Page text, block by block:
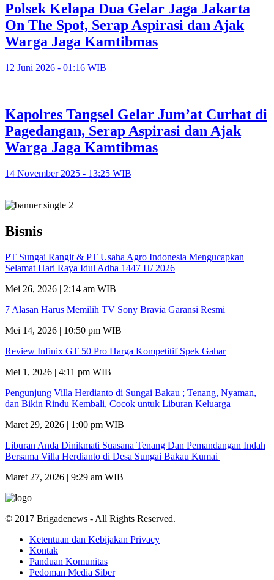
Polsek Kelapa Dua Gelar Jaga Jakarta
On The Spot, Serap Aspirasi dan Ajak
Warga Jaga Kamtibmas
12 Juni 2026 - 01:16 WIB
Kapolres Tangsel Gelar Jum’at Curhat di
Pagedangan, Serap Aspirasi dan Ajak
Warga Jaga Kamtibmas
14 November 2025 - 13:25 WIB
Bisnis
PT Sungai Rangit & PT Usaha Agro Indonesia Mengucapkan
Selamat Hari Raya Idul Adha 1447 H/ 2026
Mei 26, 2026 | 2:14 am WIB
7 Alasan Harus Memilih TV Sony Bravia Garansi Resmi
Mei 14, 2026 | 10:50 pm WIB
Review Infinix GT 50 Pro Harga Kompetitif Spek Gahar
Mei 1, 2026 | 4:11 pm WIB
Pengunjung Villa Herdianto di Sungai Bakau ; Tenang, Nyaman,
dan Bikin Rindu Kembali, Cocok untuk Liburan Keluarga
Maret 29, 2026 | 1:00 pm WIB
Liburan Anda Dinikmati Suasana Tenang Dan Pemandangan Indah
Bersama Villa Herdianto di Desa Sungai Bakau Kumai
Maret 27, 2026 | 9:29 am WIB
© 2017 Brigadenews - All Rights Reserved.
Ketentuan dan Kebijakan Privacy
Kontak
Panduan Komunitas
Pedoman Media Siber